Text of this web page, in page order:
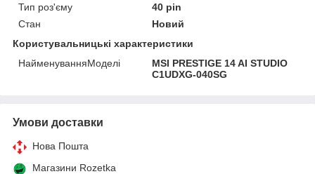
Тип роз'єму
40 pin
Стан
Новий
Користувальницькі характеристики
НайменуванняМоделі
MSI PRESTIGE 14 AI STUDIO
C1UDXG-040SG
Умови доставки
Нова Пошта
Магазини Rozetka